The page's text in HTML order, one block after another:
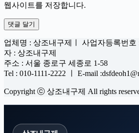
웹사이트를 저장합니다.
댓글 달기
업체명 : 상조내구제ㅣ 사업자등록번호
자 : 상조내구제
주소 : 서울 종로구 세종로 1-58
Tel : 010-1111-2222 ㅣ E-mail
Copyright ⓒ 상조내구제 All rights